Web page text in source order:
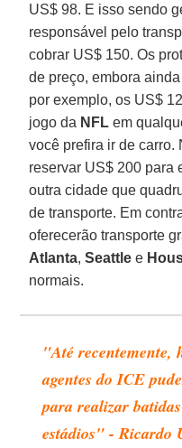
US$ 98. E isso sendo
responsável pelo
cobrar US$ 150. Os
de preço, embora
por exemplo, os US$
jogo da NFL em
você prefira ir de carro.
reservar US$ 200 para
outra cidade que
de transporte. Em
oferecerão transporte
Atlanta,Seattle e
normais.
"Até recentemente,
agentes do ICE
para realizar
estádios" - Ricardo